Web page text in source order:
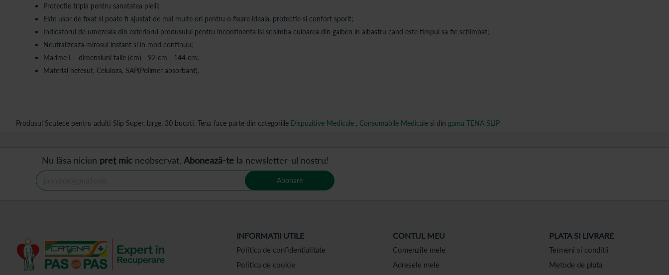
Protectie tripla pentru sanatatea pielii;
Este usor de fixat si poate fi ajustat de mai multe ori pentru o fixare ideala, protectie si confort sporit;
Indicatorul de umezeala din exteriorul produsului pentru incontinenta isi schimba culoarea din galben in albastru cand este timpul sa fie schimbat;
Neutralizeaza mirosul instant si in mod continuu;
Marime L - dimensiuni talie (cm) - 92 cm - 144 cm;
Material netesut, Celuloza, SAP(Polimer absorbant).
Produsul Scutece pentru adulti Slip Super, large, 30 bucati, Tena face parte din categoriile Dispozitive Medicale , Consumabile Medicale si din gama TENA SLIP
Nu lăsa niciun preț mic neobservat. Abonează-te la newsletter-ul nostru!
Abonare
INFORMATII UTILE
Politica de confidentialitate
Politica de cookie
CONTUL MEU
Comenzile mele
Adresele mele
PLATA SI LIVRARE
Termeni si conditii
Metode de plata